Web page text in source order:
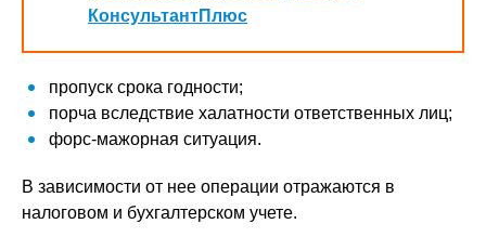
КонсультантПлюс
пропуск срока годности;
порча вследствие халатности ответственных лиц;
форс-мажорная ситуация.
В зависимости от нее операции отражаются в
налоговом и бухгалтерском учете.